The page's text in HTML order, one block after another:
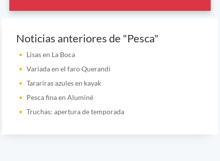
Noticias anteriores de "Pesca"
Lisas en La Boca
Variada en el faro Querandí
Tarariras azules en kayak
Pesca fina en Aluminé
Truchas: apertura de temporada